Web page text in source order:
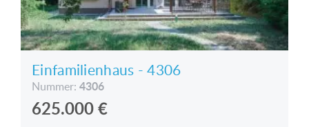
Einfamilienhaus - 4306
Nummer: 4306
625.000€